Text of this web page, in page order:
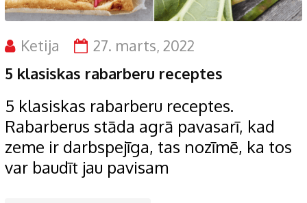
Ketija 27. marts, 2022
5 klasiskas rabarberu receptes
5 klasiskas rabarberu receptes.
Rabarberus stāda agrā pavasarī, kad
zeme ir darbspejīga, tas nozīmē, ka tos
var baudīt jau pavisam